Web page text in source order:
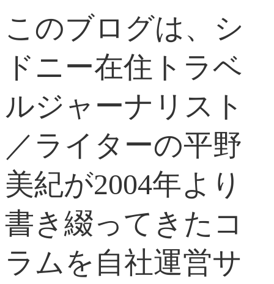
このブログは、シ
ドニー在住トラベ
ルジャーナリスト
／ライターの平野
美紀が2004年より
書き綴ってきたコ
ラムを自社運営サ